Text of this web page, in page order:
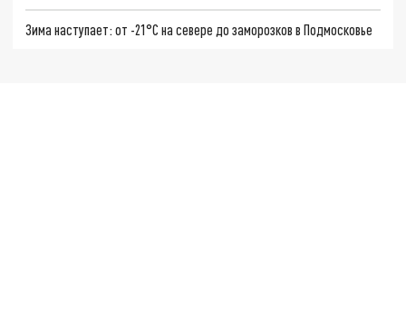
Зима наступает: от -21°C на севере до заморозков в Подмосковье